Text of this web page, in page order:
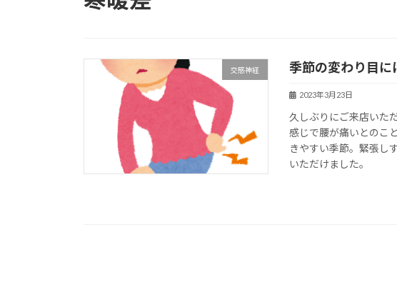
交感神経 季節の変わり目に
2023年3月23日
久しぶりにご来店いた
感じで腰が痛いとのこ
きやすい季節。緊張し
いただけました。